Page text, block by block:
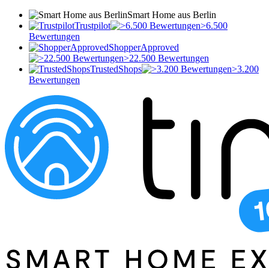
Smart Home aus Berlin
Trustpilot
>6.500
Bewertungen
ShopperApproved
>22.500 Bewertungen
TrustedShops
>3.200
Bewertungen